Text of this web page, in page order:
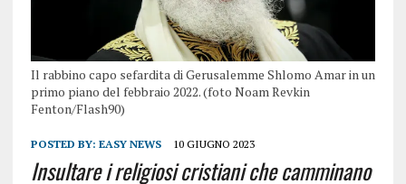
Il rabbino capo sefardita di Gerusalemme Shlomo Amar in un
primo piano del febbraio 2022. (foto Noam Revkin
Fenton/Flash90)
POSTED BY: EASY NEWS 10 GIUGNO 2023
Insultare i religiosi cristiani che camminano